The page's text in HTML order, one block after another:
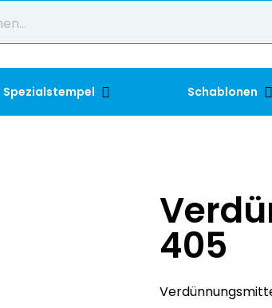
Spezialstempel Schablonen
405